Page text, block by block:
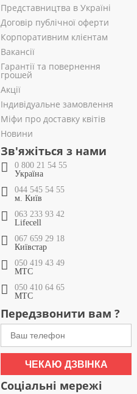
Представництва в Україні
Договір публічної оферти
Корпоративним клієнтам
Вакансії
Гарантії та повернення
грошей
Акції
Індивідуальне замовлення
Міфи про доставку квітів
Новини
Зв'яжіться з нами
0 800 21 54 55
Україна
044 545 54 55
м. Київ
063 233 93 42
Lifecell
067 659 29 18
Київстар
050 419 43 49
МТС
050 410 64 65
МТС
Передзвонити вам ?
ЧЕКАЮ ДЗВІНКА
Соціальні мережі